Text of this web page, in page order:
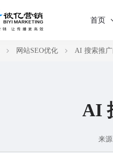
首页
网站SEO优化 AI 搜索推
AI
来